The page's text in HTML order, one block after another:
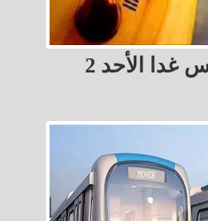
تعرف علي حالة الطقس غدا الأحد 2